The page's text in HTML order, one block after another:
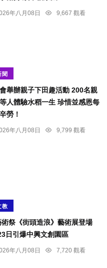
年八月08日
9,667 觀看
聞
舉辦親子下田趣活動 200名親
人體驗水稻一生 珍惜並感恩每
勞！
年八月08日
9,799 觀看
教
祭《街頭造浪》藝術展登場
日引爆中興文創園區
年八月08日
7,720 觀看